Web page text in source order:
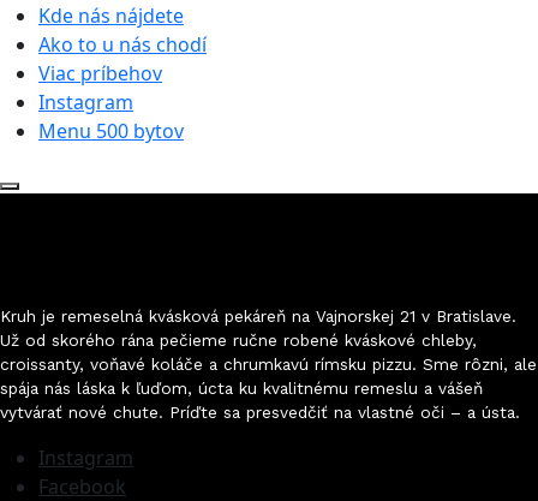
Kde nás nájdete
Ako to u nás chodí
Viac príbehov
Instagram
Menu 500 bytov
Kruh je remeselná kvásková pekáreň na Vajnorskej 21 v Bratislave.
Už od skorého rána pečieme ručne robené kváskové chleby,
croissanty, voňavé koláče a chrumkavú rímsku pizzu. Sme rôzni, ale
spája nás láska k ľuďom, úcta ku kvalitnému remeslu a vášeň
vytvárať nové chute. Príďte sa presvedčiť na vlastné oči – a ústa.
Instagram
Facebook